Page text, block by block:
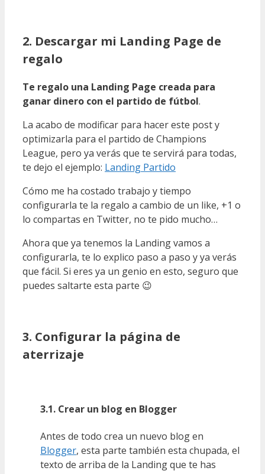
2. Descargar mi Landing Page de
regalo
Te regalo una Landing Page creada para
ganar dinero con el partido de fútbol.
La acabo de modificar para hacer este post y
optimizarla para el partido de Champions
League, pero ya verás que te servirá para todas,
te dejo el ejemplo: Landing Partido
Cómo me ha costado trabajo y tiempo
configurarla te la regalo a cambio de un like, +1 o
lo compartas en Twitter, no te pido mucho…
Ahora que ya tenemos la Landing vamos a
configurarla, te lo explico paso a paso y ya verás
que fácil. Si eres ya un genio en esto, seguro que
puedes saltarte esta parte 😉
3. Configurar la página de
aterrizaje
3.1. Crear un blog en Blogger
Antes de todo crea un nuevo blog en
Blogger, esta parte también esta chupada, el
texto de arriba de la Landing que te has